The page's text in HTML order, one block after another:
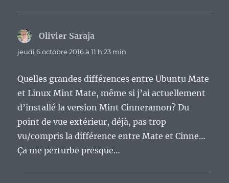
Olivier Saraja
jeudi 6 octobre 2016 à 11 h 23 min
Quelles grandes différences entre Ubuntu Mate
et Linux Mint Mate, même si j’ai actuellement
d’installé la version Mint Cinneramon? Du
point de vue extérieur, déjà, pas trop
vu/compris la différence entre Mate et Cinne…
Ça me perturbe presque…